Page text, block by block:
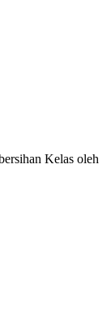
Kelas oleh